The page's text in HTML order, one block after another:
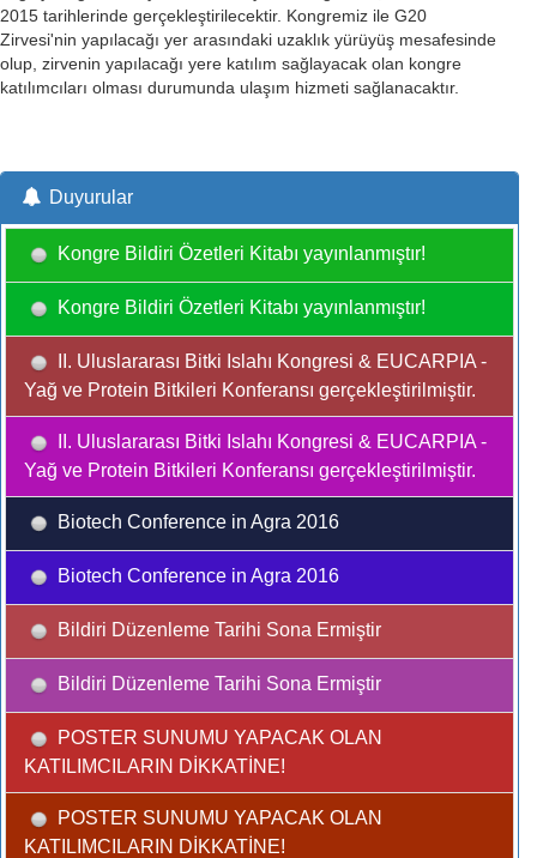
2015 tarihlerinde gerçekleştirilecektir. Kongremiz ile G20
Zirvesi'nin yapılacağı yer arasındaki uzaklık yürüyüş mesafesinde
olup, zirvenin yapılacağı yere katılım sağlayacak olan kongre
katılımcıları olması durumunda ulaşım hizmeti sağlanacaktır.
Duyurular
Kongre Bildiri Özetleri Kitabı yayınlanmıştır!
Kongre Bildiri Özetleri Kitabı yayınlanmıştır!
II. Uluslararası Bitki Islahı Kongresi & EUCARPIA -
Yağ ve Protein Bitkileri Konferansı gerçekleştirilmiştir.
II. Uluslararası Bitki Islahı Kongresi & EUCARPIA -
Yağ ve Protein Bitkileri Konferansı gerçekleştirilmiştir.
Biotech Conference in Agra 2016
Biotech Conference in Agra 2016
Bildiri Düzenleme Tarihi Sona Ermiştir
Bildiri Düzenleme Tarihi Sona Ermiştir
POSTER SUNUMU YAPACAK OLAN
KATILIMCILARIN DİKKATİNE!
POSTER SUNUMU YAPACAK OLAN
KATILIMCILARIN DİKKATİNE!